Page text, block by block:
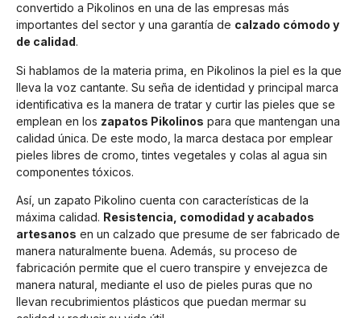
convertido a Pikolinos en una de las empresas más
importantes del sector y una garantía de calzado cómodo y
de calidad.
Si hablamos de la materia prima, en Pikolinos la piel es la que
lleva la voz cantante. Su seña de identidad y principal marca
identificativa es la manera de tratar y curtir las pieles que se
emplean en los zapatos Pikolinos para que mantengan una
calidad única. De este modo, la marca destaca por emplear
pieles libres de cromo, tintes vegetales y colas al agua sin
componentes tóxicos.
Así, un zapato Pikolino cuenta con características de la
máxima calidad. Resistencia, comodidad y acabados
artesanos en un calzado que presume de ser fabricado de
manera naturalmente buena. Además, su proceso de
fabricación permite que el cuero transpire y envejezca de
manera natural, mediante el uso de pieles puras que no
llevan recubrimientos plásticos que puedan mermar su